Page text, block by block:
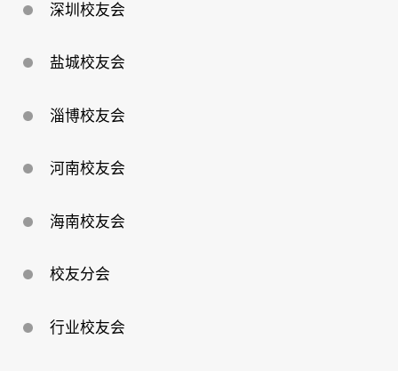
深圳校友会
盐城校友会
淄博校友会
河南校友会
海南校友会
校友分会
行业校友会